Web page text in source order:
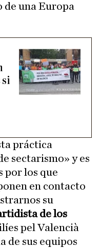
una Europa
si
práctica
sectarismo» y es
por los que
en contacto
su
de los
pel Valencià
de sus equipos